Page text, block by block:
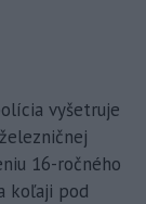
vyšetruje
16-ročného
koľaji pod